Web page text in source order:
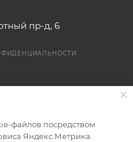
пр-д, 6
файлов посредством
Яндекс.Метрика.